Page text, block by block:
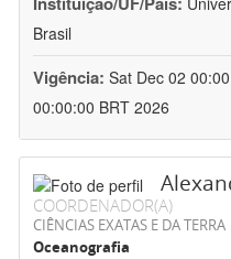
Brasil
Vigência: Sat Dec 02
00:00:00 BRT 2026
COORDENADOR(A)
CIÊNCIAS EXATAS E DA TERRA
Oceanografia